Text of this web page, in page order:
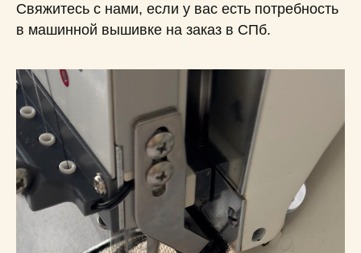
Свяжитесь с нами, если у вас есть потребность
в машинной вышивке на заказ в СПб.